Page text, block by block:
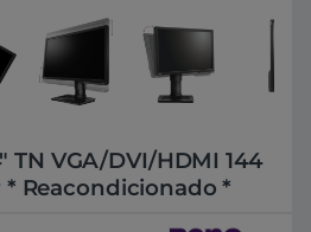
TN VGA/DVI/HDMI 144
* Reacondicionado *